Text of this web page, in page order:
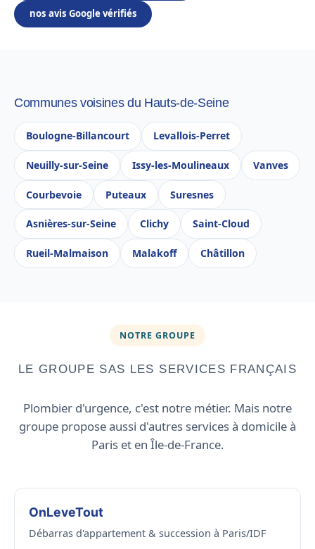
nos avis Google vérifiés
Communes voisines du Hauts-de-Seine
Boulogne-Billancourt Levallois-Perret
Neuilly-sur-Seine Issy-les-Moulineaux Vanves
Courbevoie Puteaux Suresnes
Asnières-sur-Seine Clichy Saint-Cloud
Rueil-Malmaison Malakoff Châtillon
NOTRE GROUPE
LE GROUPE SAS LES SERVICES FRANÇAIS
Plombier d'urgence, c'est notre métier. Mais notre
groupe propose aussi d'autres services à domicile à
Paris et en Île-de-France.
OnLeveTout
Débarras d'appartement & succession à Paris/IDF